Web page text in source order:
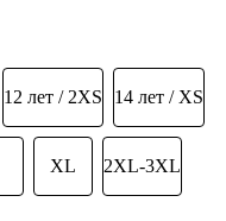
12 лет / 2XS 14 лет / XS
XL 2XL-3XL